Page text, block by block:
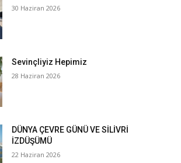
30 Haziran 2026
Sevinçliyiz Hepimiz
28 Haziran 2026
DÜNYA ÇEVRE GÜNÜ VE SİLİVRİ
İZDÜŞÜMÜ
22 Haziran 2026